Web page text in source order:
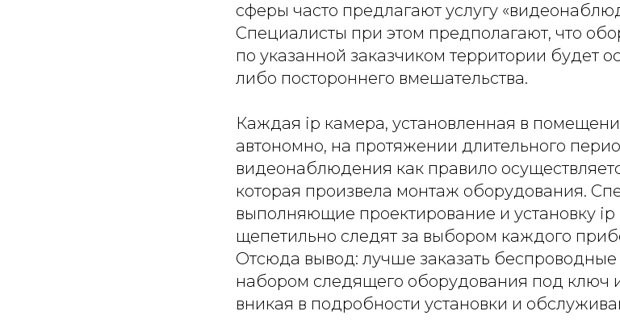
сферы часто предлагают услугу
Специалисты при этом предполагают, что
по указанной заказчиком территории будет
либо постороннего вмешательства.
Каждая ip камера, установленная в
автономно, на протяжении длительного
видеонаблюдения как правило
которая произвела монтаж оборудования.
выполняющие проектирование и установку
щепетильно следят за выбором каждого
Отсюда вывод: лучше заказать
набором следящего оборудования под ключ
вникая в подробности установки и